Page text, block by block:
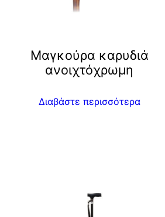
Μαγκούρα καρυδιά
ανοιχτόχρωμη
Διαβάστε περισσότερα